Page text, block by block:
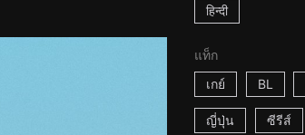
हिन्दी
แท็ก
เกย์
BL
ญี่ปุ่น ซีรีส์